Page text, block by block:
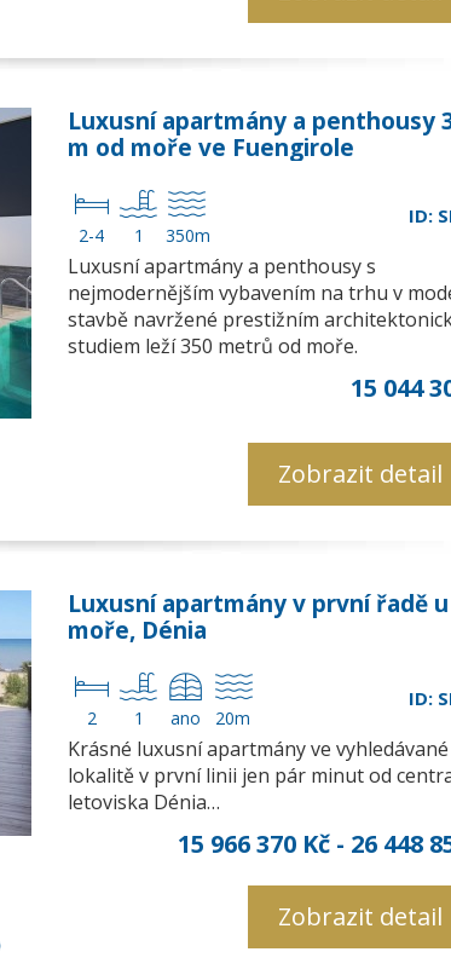
Luxusní apartmány a penthousy
m od moře ve Fuengirole
2-4 1 350m
ID:
Luxusní apartmány a penthousy s
nejmodernějším vybavením na trhu v
stavbě navržené prestižním
studiem leží 350 metrů od moře.
15 044
Zobrazit detail
Luxusní apartmány v první řadě u
moře, Dénia
2 1 ano 20m
ID:
Krásné luxusní apartmány ve vyhledávané
lokalitě v první linii jen pár minut od
letoviska Dénia…
15 966 370 Kč - 26 448
Zobrazit detail